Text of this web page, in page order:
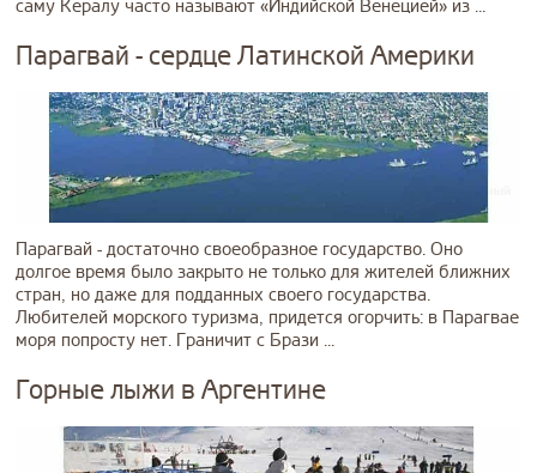
саму Кералу часто называют «Индийской Венецией» из ...
Парагвай - сердце Латинской Америки
Парагвай - достаточно своеобразное государство. Оно
долгое время было закрыто не только для жителей ближних
стран, но даже для подданных своего государства.
Любителей морского туризма, придется огорчить: в Парагвае
моря попросту нет. Граничит с Брази ...
Горные лыжи в Аргентине